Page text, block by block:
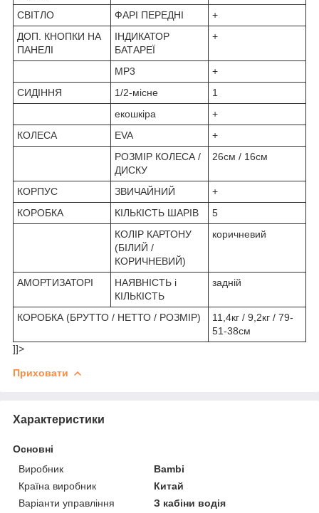
СВІТЛО ФАРІ ПЕРЕДНІ
+
ДОП. КНОПКИ НА
ПАНЕЛІ
ІНДИКАТОР
БАТАРЕЇ
+
MP3
+
СИДІННЯ
1/2-місне
1
екошкіра
+
КОЛЕСА
EVA
+
РОЗМІР КОЛЕСА /
ДИСКУ
26см / 16см
КОРПУС ЗВИЧАЙНИЙ
+
КОРОБКА
КІЛЬКІСТЬ ШАРІВ
5
КОЛІР КАРТОНУ
(БІЛИЙ /
КОРИЧНЕВИЙ)
коричневий
АМОРТИЗАТОРІ
НАЯВНІСТЬ і
КІЛЬКІСТЬ
задній
КОРОБКА (БРУТТО / НЕТТО / РОЗМІР)
11,4кг / 9,2кг / 79-
51-38см
]]>
Приховати
Характеристики
Основні
Виробник
Bambi
Країна виробник
Китай
Варіанти управління
З кабіни водія